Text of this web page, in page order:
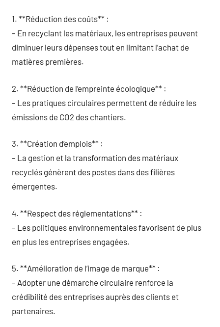
1. **Réduction des coûts** :
– En recyclant les matériaux, les entreprises peuvent
diminuer leurs dépenses tout en limitant l’achat de
matières premières.
2. **Réduction de l’empreinte écologique** :
– Les pratiques circulaires permettent de réduire les
émissions de CO2 des chantiers.
3. **Création d’emplois** :
– La gestion et la transformation des matériaux
recyclés génèrent des postes dans des filières
émergentes.
4. **Respect des réglementations** :
– Les politiques environnementales favorisent de plus
en plus les entreprises engagées.
5. **Amélioration de l’image de marque** :
– Adopter une démarche circulaire renforce la
crédibilité des entreprises auprès des clients et
partenaires.